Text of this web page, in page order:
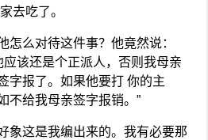
去吃了。
怎么对待这件事？他竟然说：
应该还是个正派人，否则我母亲
字报了。如果他要打 你的主
不给我母亲签字报销。”
象这是我编出来的。我有必要那